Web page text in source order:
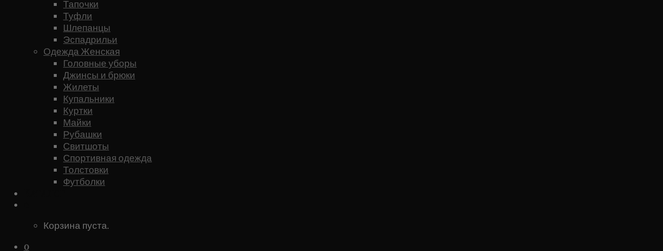
Тапочки
Туфли
Шлепанцы
Эспадрильи
Одежда Женская
Головные уборы
Джинсы и брюки
Жилеты
Купальники
Куртки
Майки
Рубашки
Свитшоты
Спортивная одежда
Толстовки
Футболки
Корзина пуста.
0